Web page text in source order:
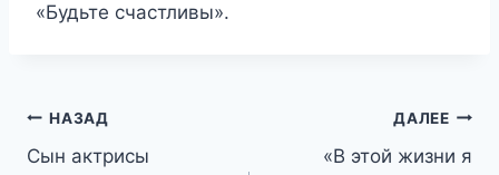
«Будьте счастливы».
Навигация
НАЗАД
Сын актрисы
ДАЛЕЕ
«В этой жизни я